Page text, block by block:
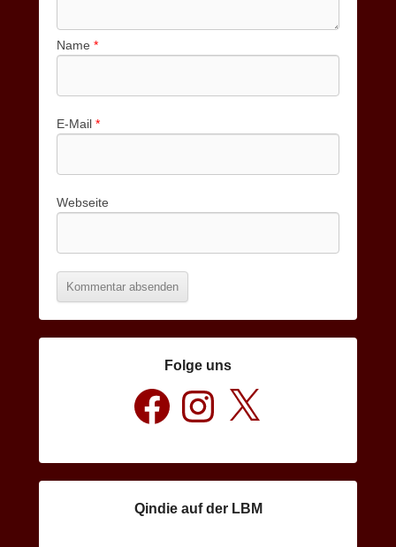
Name *
E-Mail *
Webseite
Folge uns
Facebook Instagram
Qindie auf der LBM